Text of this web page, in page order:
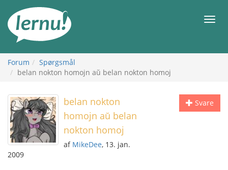
indholdet
Forum
Spørgsmål
belan nokton homojn aŭ belan nokton homoj
Svare
belan nokton
homojn aŭ belan
nokton homoj
af MikeDee, 13. jan.
2009